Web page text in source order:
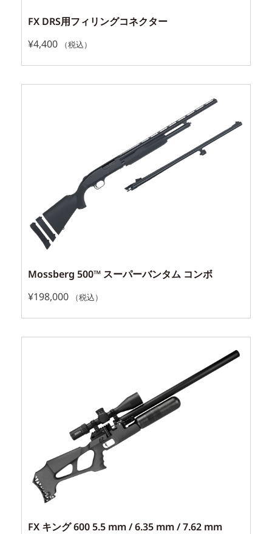
FX DRS用フィリングコネクター
¥4,400 （税込）
Mossberg 500™ スーパーバンタム コンボ
¥198,000 （税込）
FX キング 600 5.5 mm / 6.35 mm / 7.62 mm